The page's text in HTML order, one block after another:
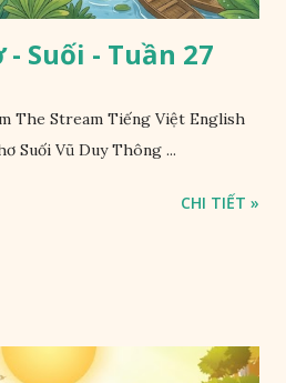
Suối - Tuần 27
The Stream Tiếng Việt English
Suối Vũ Duy Thông ...
CHI TIẾT »